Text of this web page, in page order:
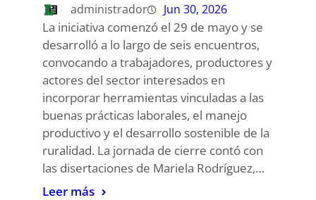
administrador Jun 30, 2026
La iniciativa comenzó el 29 de mayo y se
desarrolló a lo largo de seis encuentros,
convocando a trabajadores, productores y
actores del sector interesados en
incorporar herramientas vinculadas a las
buenas prácticas laborales, el manejo
productivo y el desarrollo sostenible de la
ruralidad. La jornada de cierre contó con
las disertaciones de Mariela Rodríguez,…
Leer más